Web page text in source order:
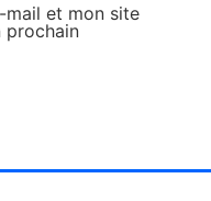
mail et mon site
prochain